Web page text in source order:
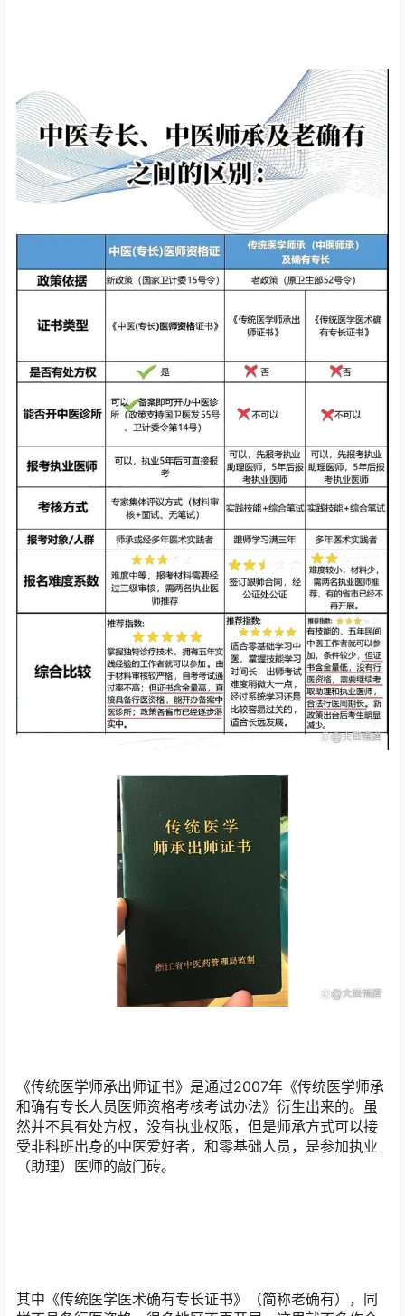
《传统医学师承出师证书》是通过2007年《传统医学师承
和确有专长人员医师资格考核考试办法》衍生出来的。虽
然并不具有处方权，没有执业权限，但是师承方式可以接
受非科班出身的中医爱好者，和零基础人员，是参加执业
（助理）医师的敲门砖。
其中《传统医学医术确有专长证书》（简称老确有），同